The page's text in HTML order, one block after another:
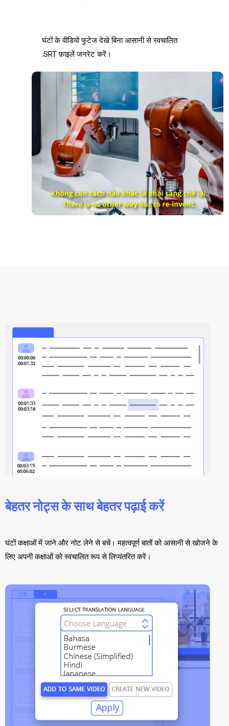
घंटों के वीडियो फुटेज देखे बिना आसानी से स्वचालित
.SRT फ़ाइलें जनरेट करें।
बेहतर नोट्स के साथ बेहतर पढ़ाई करें
घंटों कक्षाओं में जाने और नोट लेने से बचें। महत्वपूर्ण बातों को आसानी से खोजने के
लिए अपनी कक्षाओं को स्वचालित रूप से लिप्यंतरित करें।